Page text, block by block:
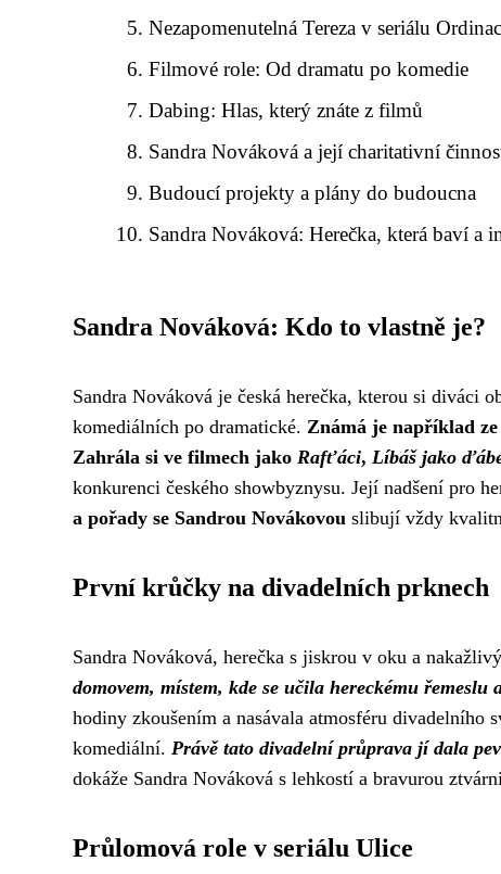
Nezapomenutelná Tereza v seriálu
Filmové role: Od dramatu po komedie
Dabing: Hlas, který znáte z filmů
Sandra Nováková a její charitativní
Budoucí projekty a plány do budoucna
Sandra Nováková: Herečka, která baví a
Sandra Nováková: Kdo to vlastně je?
Sandra Nováková je česká herečka, kterou si diváci
komediálních po dramatické. Známá je například
Zahrála si ve filmech jako Rafťáci, Líbáš jako
konkurenci českého showbyznysu. Její nadšení pro
a pořady se Sandrou Novákovou slibují vždy
První krůčky na divadelních prknech
Sandra Nováková, herečka s jiskrou v oku a
domovem, místem, kde se učila hereckému
hodiny zkoušením a nasávala atmosféru divadelního
komediální. Právě tato divadelní průprava jí dala
dokáže Sandra Nováková s lehkostí a bravurou
Průlomová role v seriálu Ulice